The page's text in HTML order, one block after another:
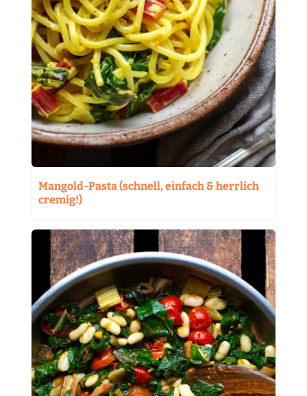
Mangold-Pasta (schnell, einfach & herrlich
cremig!)